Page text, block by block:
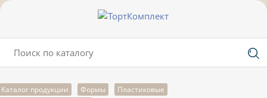
Каталог продукции Формы
Пластиковые